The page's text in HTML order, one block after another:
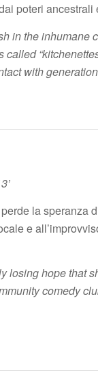
poteri ancestrali
in the inhumane
with
la speranza
e
losing hope that
comedy